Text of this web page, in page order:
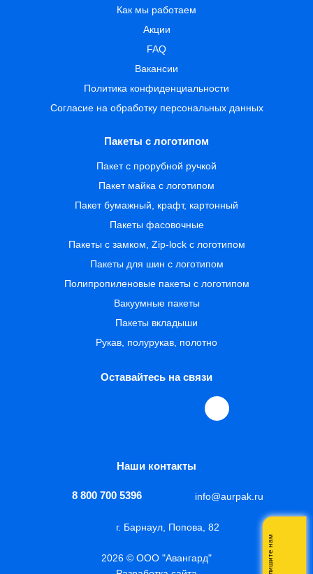
Как мы работаем
Акции
FAQ
Вакансии
Политика конфиденциальности
Согласие на обработку персональных данных
Пакеты с логотипом
Пакет с прорубной ручкой
Пакет майка с логотипом
Пакет бумажный, крафт, картонный
Пакеты фасовочные
Пакеты с замком, Zip-lock с логотипом
Пакеты для шин с логотипом
Полипропиленовые пакеты с логотипом
Вакуумные пакеты
Пакеты вкладыши
Рукав, полурукав, полотно
Оставайтесь на связи
Наши контакты
8 800 700 5396 info@aurpak.ru
г. Барнаул, Попова, 82
2026 © ООО "Авангард"
Напишите нам